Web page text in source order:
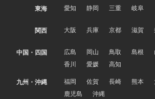
東海 愛知 静岡 三重 岐阜
関西 大阪 兵庫 京都 滋賀
中国・四国 広島 岡山 鳥取 島根
香川
愛媛 高知
九州・沖縄 福岡 佐賀 長崎 熊本
鹿児島
沖縄